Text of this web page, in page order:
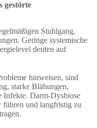
gestörte
Stuhlgang,
Geringe systemische
deuten auf
hinweisen, sind
starke Blähungen,
Infekte. Darm-Dysbiose
führen und langfristig zu